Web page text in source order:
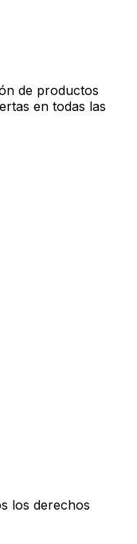
de productos
en todas las
los derechos